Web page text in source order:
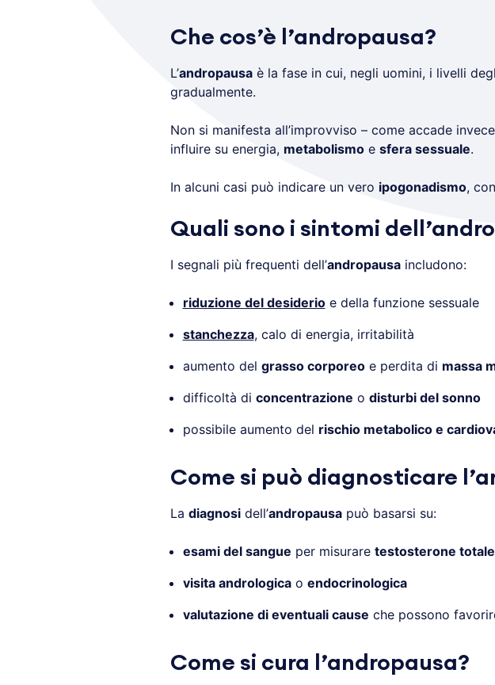
Che cos’è l’andropausa?
L’andropausaè la fase in cui, negli uomini, i livelli
gradualmente.
Non si manifesta all’improvviso – come accade
influire su energia, metabolismoe sfera sessuale.
In alcuni casi può indicare un vero ipogonadismo,
Quali sono i sintomi
I segnali più frequenti dell’andropausaincludono:
riduzione del desiderioe della funzione sessuale
stanchezza, calo di energia, irritabilità
aumento del grasso corporeoe perdita di massa
difficoltà di concentrazione o disturbi del sonno
possibile aumento del rischio metabolico e
Come si può diagnosticare
La diagnosidell’andropausapuò basarsi su:
esami del sangue per misurare testosterone
visita andrologicao endocrinologica
valutazione di eventuali cause che possono
Come si cura l’andropausa?